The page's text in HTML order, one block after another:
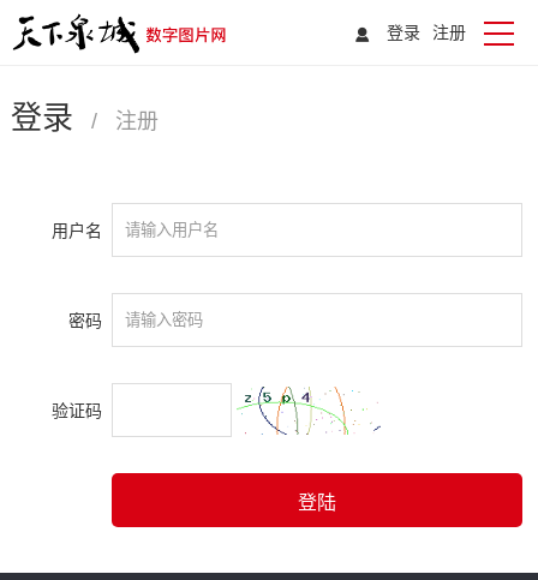
登录 注册
登录 / 注册
用户名
密码
验证码